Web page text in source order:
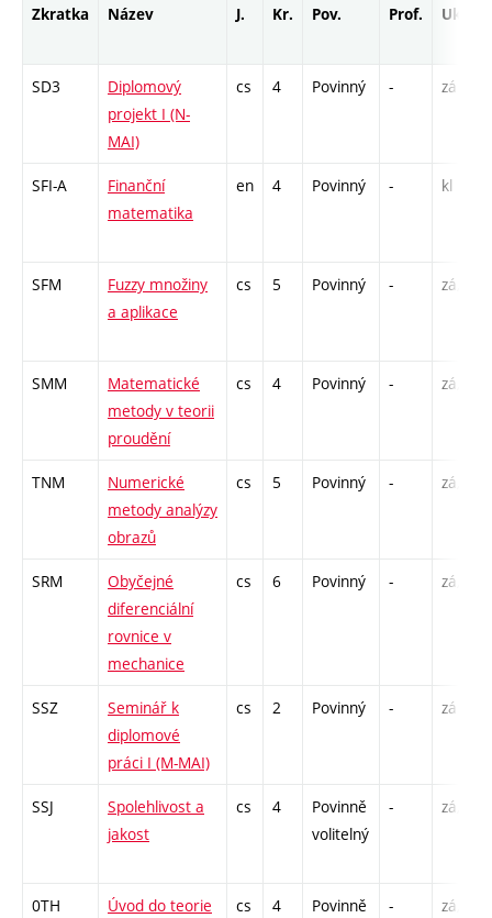
Zkratka Název J. Kr. Pov. Prof. Uk.
SD3
Diplomový
projekt I (N-
MAI)
cs 4 Povinný - zá
SFI-A
Finanční
matematika
en 4 Povinný - kl
SFM
Fuzzy množiny
a aplikace
cs 5 Povinný - zá,zk
SMM
Matematické
metody v teorii
proudění
cs 4 Povinný - zá,zk
TNM
Numerické
metody analýzy
obrazů
cs 5 Povinný - zá,zk
SRM
Obyčejné
diferenciální
rovnice v
mechanice
cs 6 Povinný - zá,zk
SSZ
Seminář k
diplomové
práci I (M-MAI)
cs 2 Povinný - zá
SSJ
Spolehlivost a
jakost
cs 4
Povinně
volitelný
- zá,zk
0TH
Úvod do teorie
cs 4
Povinně
- zá,zk